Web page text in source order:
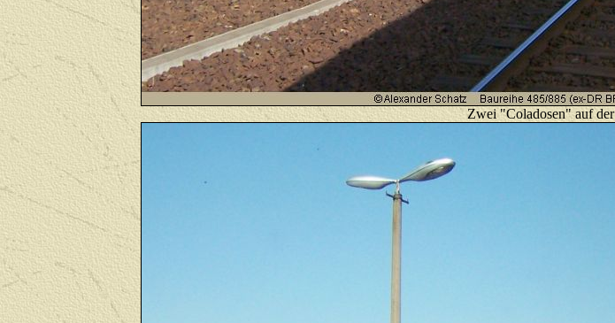
Zwei "Coladosen" auf